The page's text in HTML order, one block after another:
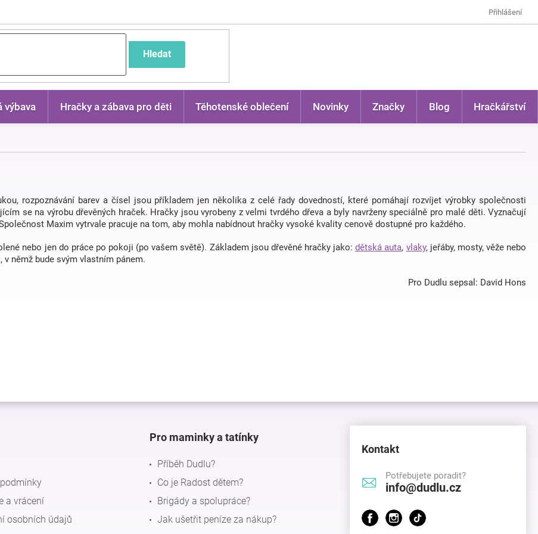
Přihlášení
Hledat
výbava Hračky a zábava pro děti Těhotenské oblečení Novinky Značky Blog Hračkářství
rozpoznávání barev a čísel jsou příkladem jen několika z celé řady dovedností, které pomáhají rozvíjet výrobky společnosti
se na výrobu dřevěných hraček. Hračky jsou vyrobeny z velmi tvrdého dřeva a byly navrženy speciálně pro malé děti. Vyznačují
Maxim vytrvale pracuje na tom, aby mohla nabídnout hračky vysoké kvality cenově dostupné pro každého.
nebo jen do práce po pokoji (po vašem světě). Základem jsou dřevěné hračky jako:dětská auta, vlaky, jeřáby, mosty, věže nebo
němž bude svým vlastním pánem.
Pro Dudlu sepsal: David Hons
a vrácení
osobních údajů
Pro maminky a tatínky
Příběh Dudlu?
Co je Radost dětem?
Brigády a spolupráce?
Jak ušetřit peníze za nákup?
Kontakt
Potřebujete poradit?
info@dudlu.cz